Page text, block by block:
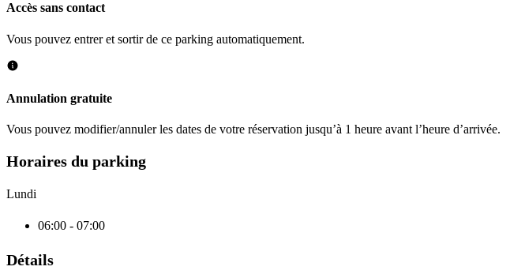
Accès sans contact
Vous pouvez entrer et sortir de ce parking automatiquement.
Annulation gratuite
Vous pouvez modifier/annuler les dates de votre réservation jusqu’à 1 heure avant l’heure d’arrivée.
Horaires du parking
Lundi
06:00 - 07:00
Détails